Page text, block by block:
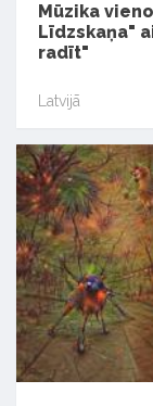
Mūzika
Līdzskaņa"
radīt"
Latvijā